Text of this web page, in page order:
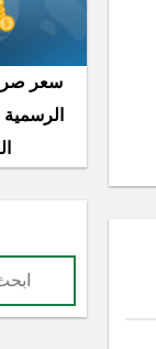
سعر صرف